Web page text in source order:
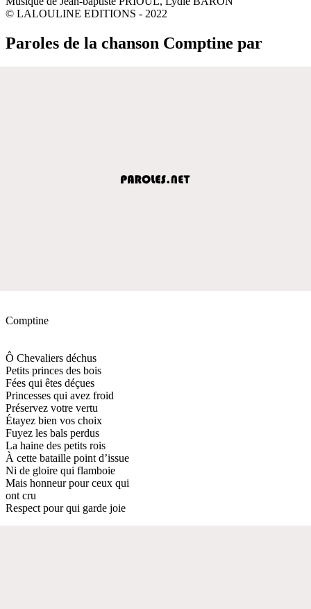
© LALOULINE EDITIONS - 2022
Paroles de la chanson Comptine par
Comptine
Ô Chevaliers déchus
Petits princes des bois
Fées qui êtes déçues
Princesses qui avez froid
Préservez votre vertu
Étayez bien vos choix
Fuyez les bals perdus
La haine des petits rois
À cette bataille point d’issue
Ni de gloire qui flamboie
Mais honneur pour ceux qui
ont cru
Respect pour qui garde joie